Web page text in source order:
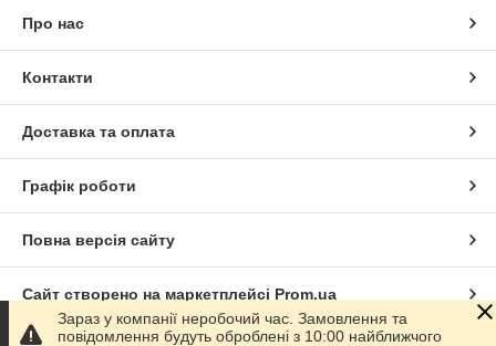
Про нас
Контакти
Доставка та оплата
Графік роботи
Повна версія сайту
Сайт створено на маркетплейсі Prom.ua
Зараз у компанії неробочий час. Замовлення та
повідомлення будуть оброблені з 10:00 найближчого